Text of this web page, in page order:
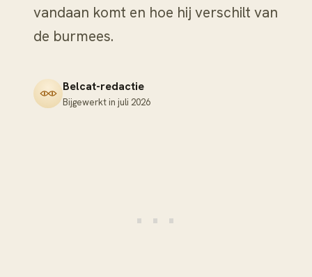
vandaan komt en hoe hij verschilt van
de burmees.
Belcat-redactie
Bijgewerkt in juli 2026